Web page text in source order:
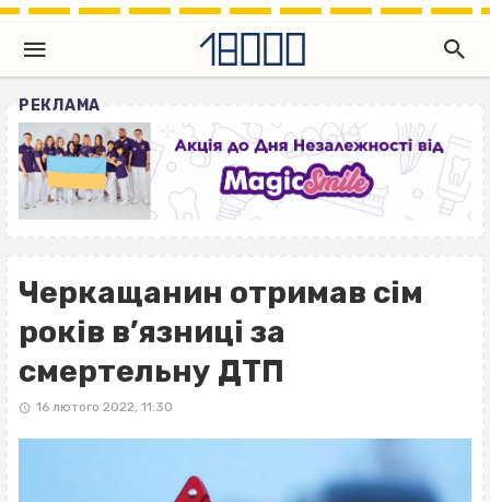
РЕКЛАМА
Черкащанин отримав сім
років в’язниці за
смертельну ДТП
16 лютого 2022, 11:30